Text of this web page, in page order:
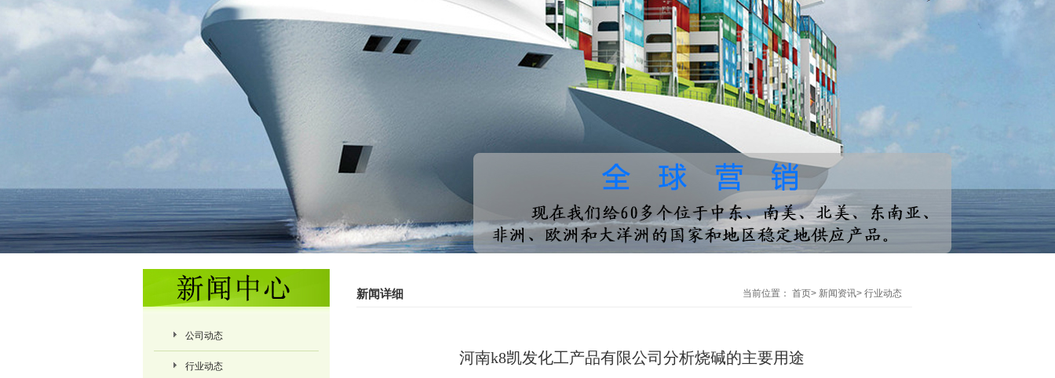
公司动态
行业动态
新闻详细 当前位置： 首页> 新闻资讯> 行业动态
河南k8凯发化工产品有限公司分析烧碱的主要用途